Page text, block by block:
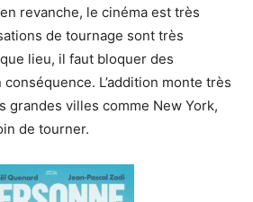
revanche, le cinéma est très
de tournage sont très
lieu, il faut bloquer des
L’addition monte très
grandes villes comme New York,
de tourner.